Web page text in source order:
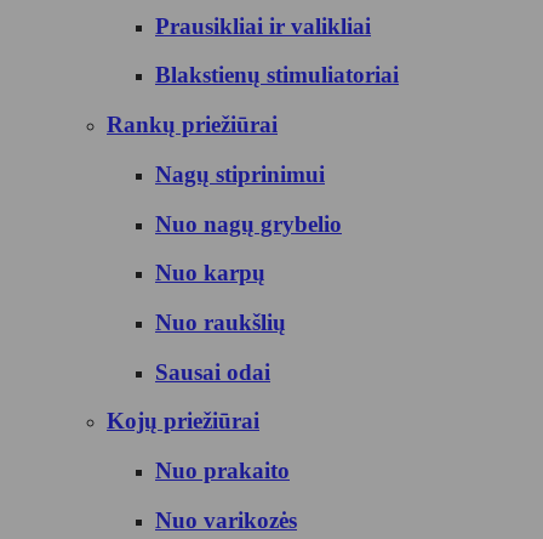
Prausikliai ir valikliai
Blakstienų stimuliatoriai
Rankų priežiūrai
Nagų stiprinimui
Nuo nagų grybelio
Nuo karpų
Nuo raukšlių
Sausai odai
Kojų priežiūrai
Nuo prakaito
Nuo varikozės